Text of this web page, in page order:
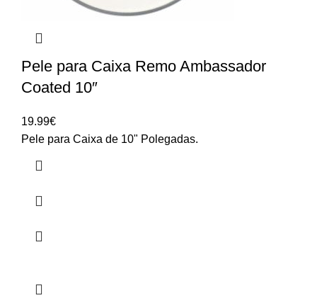
Pele para Caixa Remo Ambassador
Coated 10″
19.99€
Pele para Caixa de 10" Polegadas.